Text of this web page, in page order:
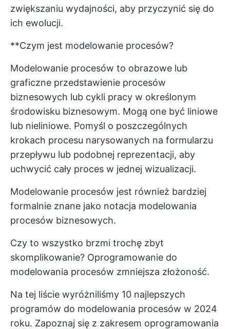
zwiększaniu wydajności, aby przyczynić się do
ich ewolucji.
**Czym jest modelowanie procesów?
Modelowanie procesów to obrazowe lub
graficzne przedstawienie procesów
biznesowych lub cykli pracy w określonym
środowisku biznesowym. Mogą one być liniowe
lub nieliniowe. Pomyśl o poszczególnych
krokach procesu narysowanych na formularzu
przepływu lub podobnej reprezentacji, aby
uchwycić cały proces w jednej wizualizacji.
Modelowanie procesów jest również bardziej
formalnie znane jako notacja modelowania
procesów biznesowych.
Czy to wszystko brzmi trochę zbyt
skomplikowanie? Oprogramowanie do
modelowania procesów zmniejsza złożoność.
Na tej liście wyróżniliśmy 10 najlepszych
programów do modelowania procesów w 2024
roku. Zapoznaj się z zakresem oprogramowania